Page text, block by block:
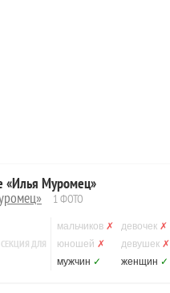
«Илья Муромец»
1 ФОТО
СЕКЦИЯ ДЛЯ
мальчиков ✗ девочек ✗
юношей ✗ девушек ✗
мужчин ✓ женщин ✓